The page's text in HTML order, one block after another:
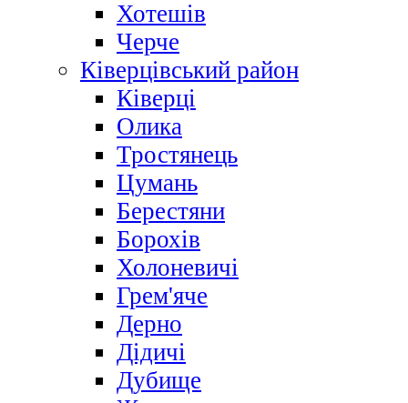
Хотешів
Черче
Ківерцівський район
Ківерці
Олика
Тростянець
Цумань
Берестяни
Борохів
Холоневичі
Грем'яче
Дерно
Дідичі
Дубище